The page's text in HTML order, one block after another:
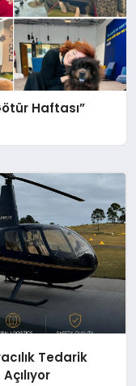
Haftası”
Tedarik